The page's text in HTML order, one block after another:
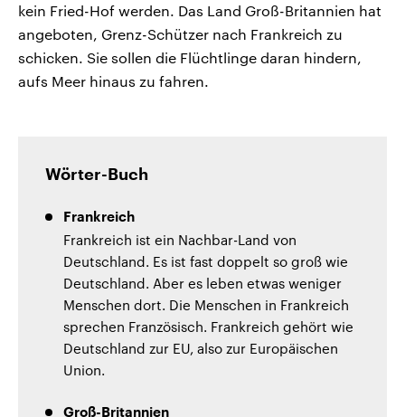
kein Fried-Hof werden. Das Land Groß-Britannien hat
angeboten, Grenz-Schützer nach Frankreich zu
schicken. Sie sollen die Flüchtlinge daran hindern,
aufs Meer hinaus zu fahren.
Wörter-Buch
Frankreich
Frankreich ist ein Nachbar-Land von
Deutschland. Es ist fast doppelt so groß wie
Deutschland. Aber es leben etwas weniger
Menschen dort. Die Menschen in Frankreich
sprechen Französisch. Frankreich gehört wie
Deutschland zur EU, also zur Europäischen
Union.
Groß-Britannien